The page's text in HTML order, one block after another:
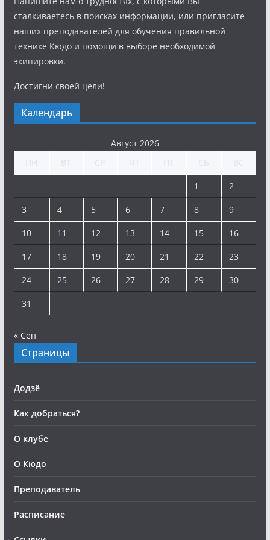
сталкиваетесь в поисках информации, или пригласите
наших преподавателей для обучения правильной
технике Кюдо и помощи в выборе необходимой
экипировки.
Достигни своей цели!
Календарь
Август 2026
1 2
3 4 5 6 7 8 9
10 11 12 13 14 15 16
17 18 19 20 21 22 23
24 25 26 27 28 29 30
31
« Сен
Страницы
Додзё
Как добраться?
О клубе
О Кюдо
Преподаватель
Расписание